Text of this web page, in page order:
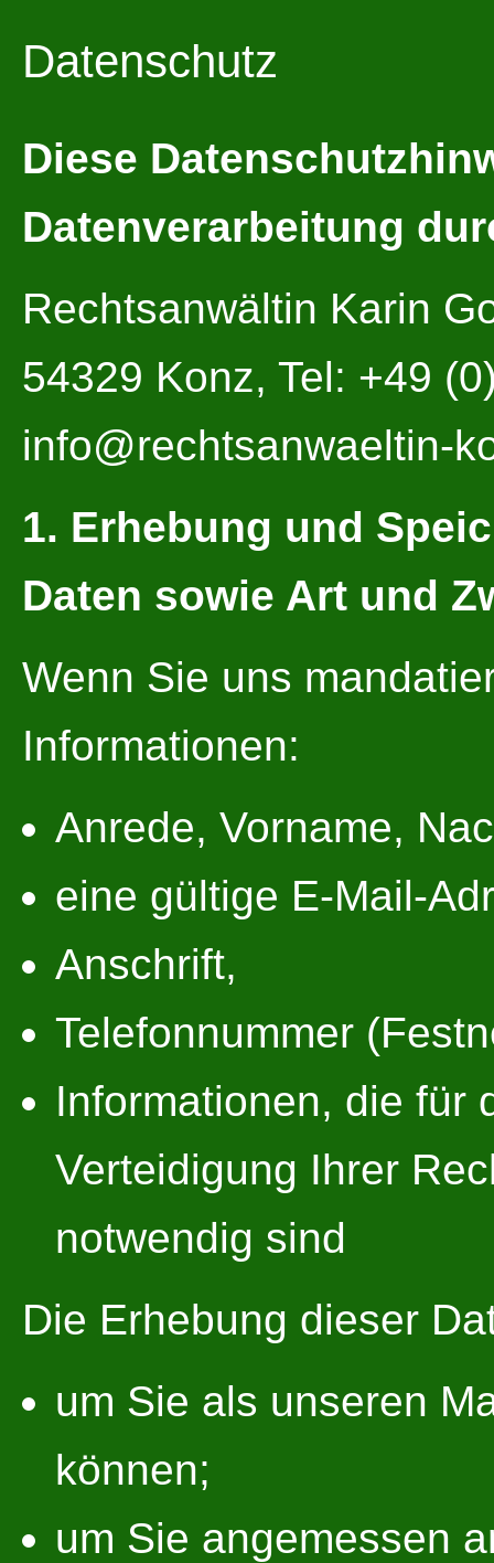
Datenschutz
Diese
Datenverarbeitung
Rechtsanwältin Karin
54329 Konz, Tel: +49
info@rechtsanwaeltin-
1. Erhebung und
Daten sowie Art und
Wenn Sie uns
Informationen:
Anrede, Vorname,
eine gültige E-Mail-
Anschrift,
Telefonnummer
Informationen, die für
Verteidigung Ihrer
notwendig sind
Die Erhebung dieser
um Sie als unseren
können;
um Sie angemessen